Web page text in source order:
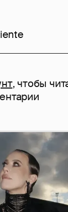
, чтобы